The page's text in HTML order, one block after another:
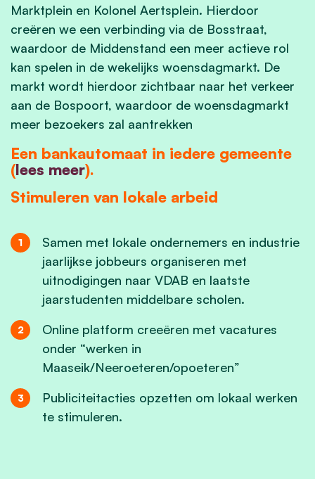
Marktplein en Kolonel Aertsplein. Hierdoor
creëren we een verbinding via de Bosstraat,
waardoor de Middenstand een meer actieve rol
kan spelen in de wekelijks woensdagmarkt. De
markt wordt hierdoor zichtbaar naar het verkeer
aan de Bospoort, waardoor de woensdagmarkt
meer bezoekers zal aantrekken
Een bankautomaat in iedere gemeente
(lees meer).
Stimuleren van lokale arbeid
Samen met lokale ondernemers en industrie
jaarlijkse jobbeurs organiseren met
uitnodigingen naar VDAB en laatste
jaarstudenten middelbare scholen.
Online platform creeëren met vacatures
onder “werken in
Maaseik/Neeroeteren/opoeteren”
Publiciteitacties opzetten om lokaal werken
te stimuleren.